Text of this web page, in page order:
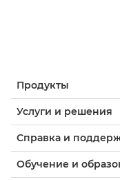
Продукты
Услуги и решения
Справка и
Обучение и